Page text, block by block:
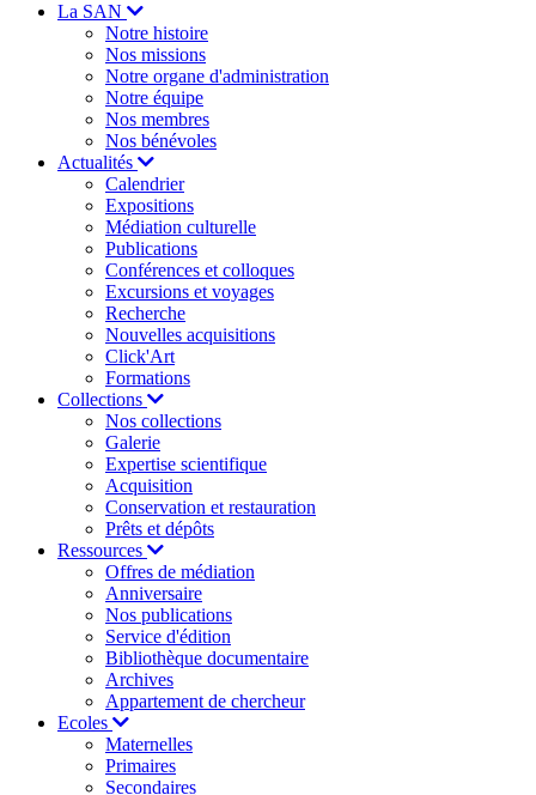
La SAN
Notre histoire
Nos missions
Notre organe d'administration
Notre équipe
Nos membres
Nos bénévoles
Actualités
Calendrier
Expositions
Médiation culturelle
Publications
Conférences et colloques
Excursions et voyages
Recherche
Nouvelles acquisitions
Click'Art
Formations
Collections
Nos collections
Galerie
Expertise scientifique
Acquisition
Conservation et restauration
Prêts et dépôts
Ressources
Offres de médiation
Anniversaire
Nos publications
Service d'édition
Bibliothèque documentaire
Archives
Appartement de chercheur
Ecoles
Maternelles
Primaires
Secondaires